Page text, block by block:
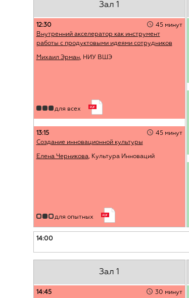
Зал 1
12:30
45 минут
Внутренний акселератор как инструмент
работы с продуктовыми идеями сотрудников
Михаил Эрман, НИУ ВШЭ
для всех
13:15
45 минут
Создание инновационной культуры
Елена Черникова, Культура Инноваций
для опытных
14:00
Зал 1
14:45
30 минут